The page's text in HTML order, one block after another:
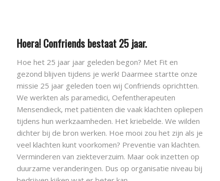
Hoera! Confriends bestaat 25 jaar.
Hoe het 25 jaar jaar geleden begon? Met Fit en
gezond blijven tijdens je werk! Daarmee startte onze
missie 25 jaar geleden toen wij Confriends oprichtten.
We werkten als paramedici, Oefentherapeuten
Mensendieck, met patiënten die vaak klachten opliepen
tijdens hun werkzaamheden. Het kriebelde. We wilden
dichter bij de bron werken. Hoe mooi zou het zijn als je
veel klachten kunt voorkomen? Preventie van klachten.
Verminderen van ziekteverzuim. Maar ook inzetten op
duurzame veranderingen. Dus op organisatie niveau bij